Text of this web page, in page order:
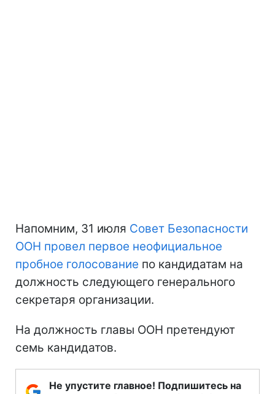
Напомним, 31 июля Совет Безопасности
ООН провел первое неофициальное
пробное голосование по кандидатам на
должность следующего генерального
секретаря организации.
На должность главы ООН претендуют
семь кандидатов.
Не упустите главное! Подпишитесь на